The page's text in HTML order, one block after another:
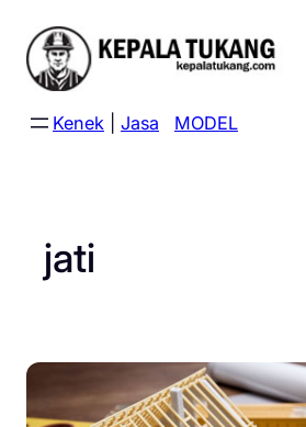
content
Kenek Jasa MODEL
jati